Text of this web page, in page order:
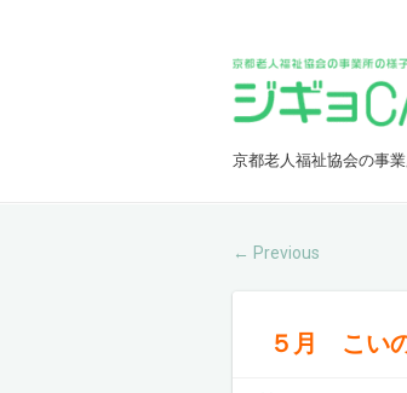
京都老人福祉協会の事
← Previous
５月 こい